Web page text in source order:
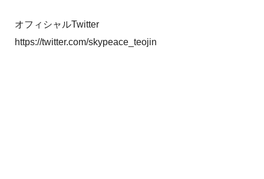
オフィシャルTwitter
https://twitter.com/skypeace_teojin